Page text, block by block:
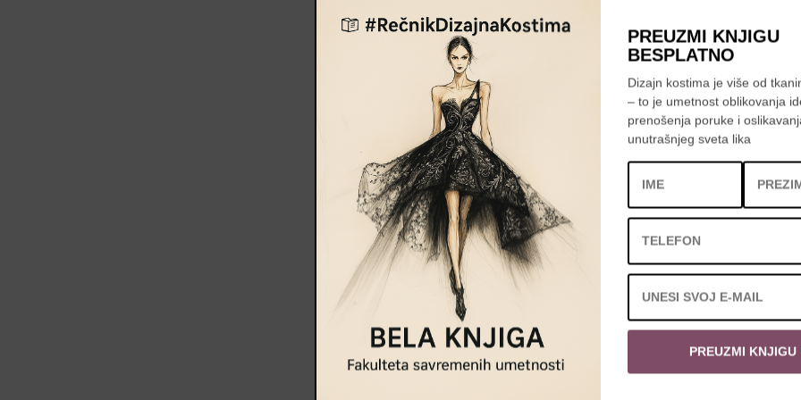
PREUZMI KNJIGU
BESPLATNO
Dizajn kostima je više od
– to je umetnost oblikovanja
prenošenja poruke i
unutrašnjeg sveta lika
PREUZMI KNJIGU